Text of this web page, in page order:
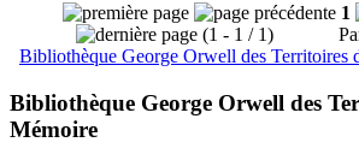
1
(1 - 1 / 1)
Bibliothèque George Orwell des Territoires
Bibliothèque George Orwell des
Mémoire